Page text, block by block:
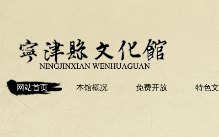
网站首页 本馆概况 免费开放 特色